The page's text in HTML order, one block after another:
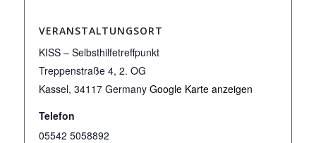
VERANSTALTUNGSORT
KISS – Selbsthilfetreffpunkt
Treppenstraße 4, 2. OG
Kassel, 34117 Germany Google Karte anzeigen
Telefon
05542 5058892